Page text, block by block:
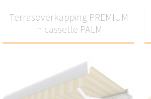
Terrasoverkapping PREMIUM
in cassette PALM